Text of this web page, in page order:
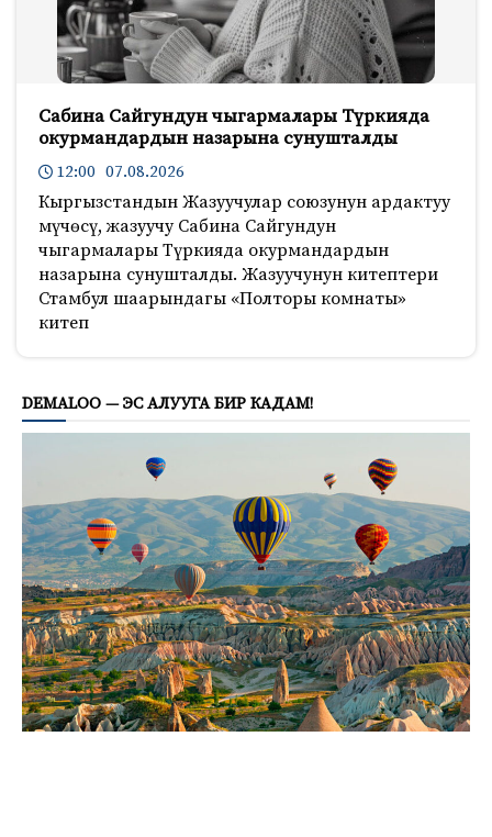
Сабина Сайгундун чыгармалары Түркияда
окурмандардын назарына сунушталды
12:00 07.08.2026
Кыргызстандын Жазуучулар союзунун ардактуу
мүчөсү, жазуучу Сабина Сайгундун
чыгармалары Түркияда окурмандардын
назарына сунушталды. Жазуучунун китептери
Стамбул шаарындагы «Полторы комнаты»
китеп
DEMALOO — ЭС АЛУУГА БИР КАДАМ!